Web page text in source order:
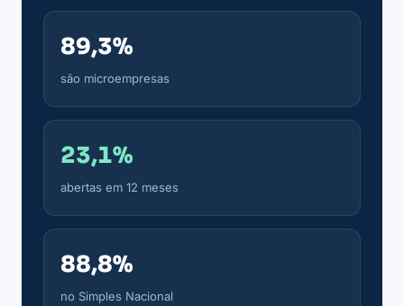
89,3%
são microempresas
23,1%
abertas em 12 meses
88,8%
no Simples Nacional